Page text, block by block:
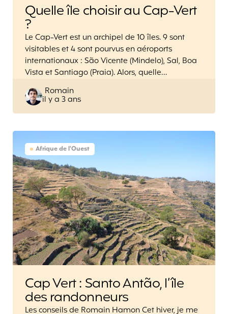
Quelle île choisir au Cap-Vert
?
Le Cap-Vert est un archipel de 10 îles. 9 sont
visitables et 4 sont pourvus en aéroports
internationaux : São Vicente (Mindelo), Sal, Boa
Vista et Santiago (Praia). Alors, quelle…
Posted
by
Romain
il y a 3 ans
Afrique de l'Ouest
Cap Vert : Santo Antão, l’île
des randonneurs
Les conseils de Romain Hamon Cet hiver, je me